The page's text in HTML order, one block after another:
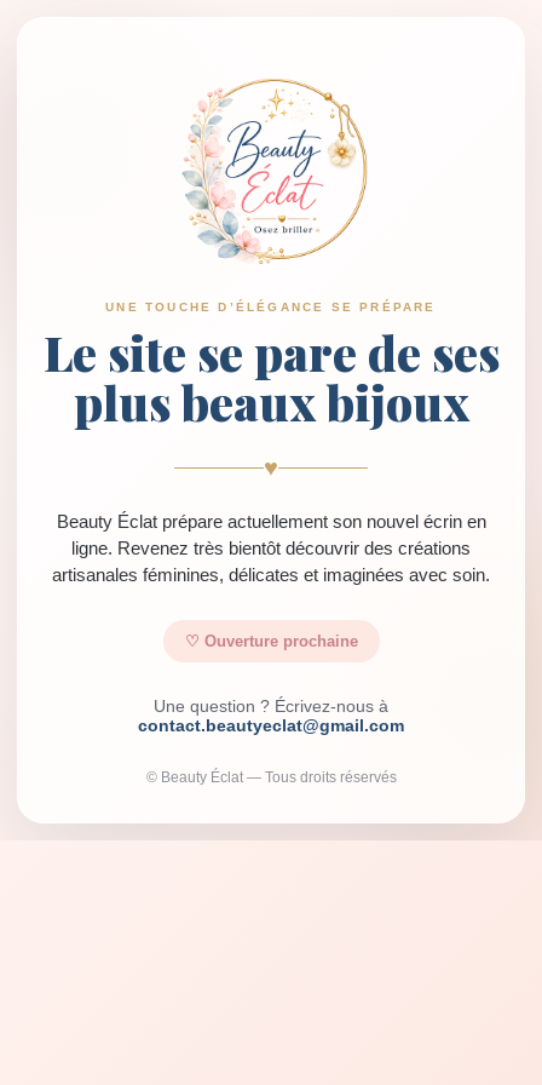
UNE TOUCHE D’ÉLÉGANCE SE PRÉPARE
Le site se pare de ses
plus beaux bijoux
♥
Beauty Éclat prépare actuellement son nouvel écrin en
ligne. Revenez très bientôt découvrir des créations
artisanales féminines, délicates et imaginées avec soin.
♡ Ouverture prochaine
Une question ? Écrivez-nous à
contact.beautyeclat@gmail.com
© Beauty Éclat — Tous droits réservés